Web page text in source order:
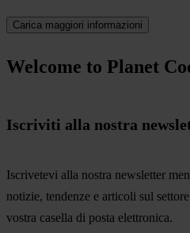
Carica maggiori informazioni
Welcome to Planet
Iscriviti alla nostra
Iscrivetevi alla nostra newsletter
notizie, tendenze e articoli sul
vostra casella di posta elettronica.